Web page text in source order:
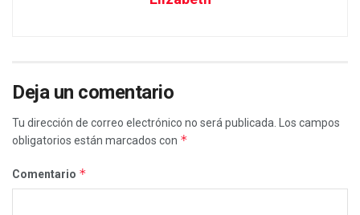
Deja un comentario
Tu dirección de correo electrónico no será publicada. Los campos
obligatorios están marcados con *
Comentario *